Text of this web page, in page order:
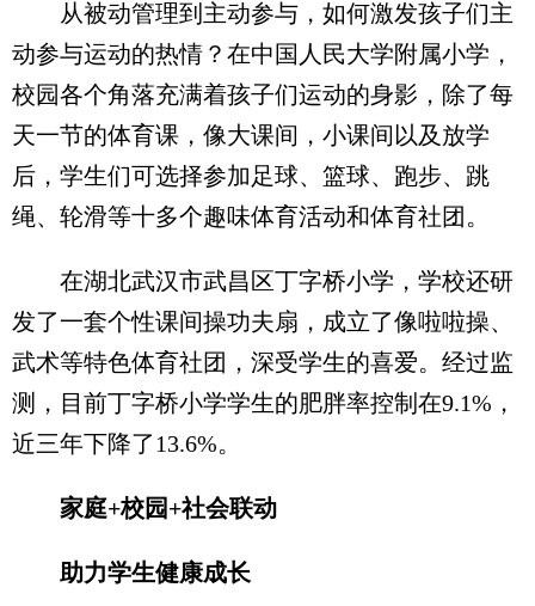
从被动管理到主动参与，如何激发孩子们主
动参与运动的热情？在中国人民大学附属小学，
校园各个角落充满着孩子们运动的身影，除了每
天一节的体育课，像大课间，小课间以及放学
后，学生们可选择参加足球、篮球、跑步、跳
绳、轮滑等十多个趣味体育活动和体育社团。
在湖北武汉市武昌区丁字桥小学，学校还研
发了一套个性课间操功夫扇，成立了像啦啦操、
武术等特色体育社团，深受学生的喜爱。经过监
测，目前丁字桥小学学生的肥胖率控制在9.1%，
近三年下降了13.6%。
家庭+校园+社会联动
助力学生健康成长